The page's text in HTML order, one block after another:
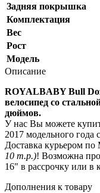
Задняя покрышка
Комплектация
Вес
Рост
Модель
Описание
ROYALBABY Bull
велосипед со
дюймов.
У нас Вы можете
2017 модельного года
Доставка курьером
10 т.р.)! Возможна
16" в рассрочку или в
Дополнения к товару